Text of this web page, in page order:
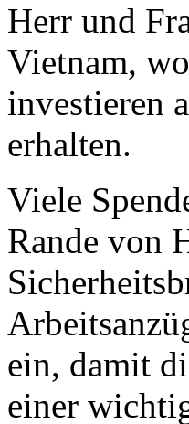
Herr und
Vietnam,
investieren
erhalten.
Viele
Rande von
ein, damit
einer